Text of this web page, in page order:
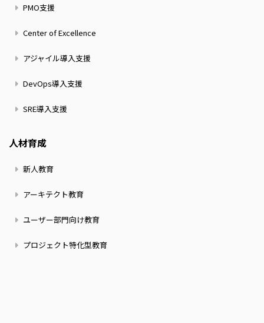
PMO支援
Center of Excellence
アジャイル導入支援
DevOps導入支援
SRE導入支援
人材育成
新人教育
アーキテクト教育
ユーザー部門向け教育
プロジェクト特化型教育